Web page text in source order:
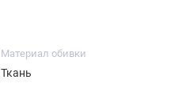
Материал обивки
Ткань